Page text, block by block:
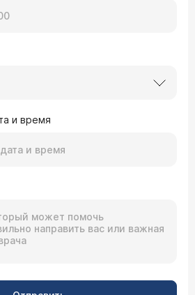
и время